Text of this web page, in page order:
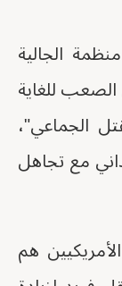
الجالية
الصعب للغاية
الجماعي"،
مع تجاهل
هم